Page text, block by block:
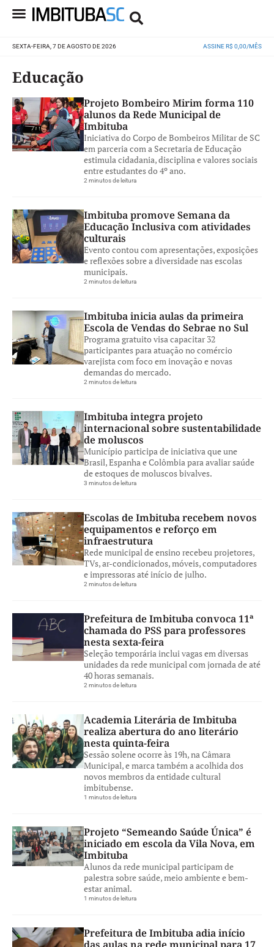
SEXTA-FEIRA, 7 DE AGOSTO DE 2026 ASSINE R$ 0,00/MÊS
Educação
Projeto Bombeiro Mirim forma 110
alunos da Rede Municipal de
Imbituba
Iniciativa do Corpo de Bombeiros Militar de SC
em parceria com a Secretaria de Educação
estimula cidadania, disciplina e valores sociais
entre estudantes do 4º ano.
2 minutos de leitura
Imbituba promove Semana da
Educação Inclusiva com atividades
culturais
Evento contou com apresentações, exposições
e reflexões sobre a diversidade nas escolas
municipais.
2 minutos de leitura
Imbituba inicia aulas da primeira
Escola de Vendas do Sebrae no Sul
Programa gratuito visa capacitar 32
participantes para atuação no comércio
varejista com foco em inovação e novas
demandas do mercado.
2 minutos de leitura
Imbituba integra projeto
internacional sobre sustentabilidade
de moluscos
Município participa de iniciativa que une
Brasil, Espanha e Colômbia para avaliar saúde
de estoques de moluscos bivalves.
3 minutos de leitura
Escolas de Imbituba recebem novos
equipamentos e reforço em
infraestrutura
Rede municipal de ensino recebeu projetores,
TVs, ar-condicionados, móveis, computadores
e impressoras até início de julho.
2 minutos de leitura
Prefeitura de Imbituba convoca 11ª
chamada do PSS para professores
nesta sexta-feira
Seleção temporária inclui vagas em diversas
unidades da rede municipal com jornada de até
40 horas semanais.
2 minutos de leitura
Academia Literária de Imbituba
realiza abertura do ano literário
nesta quinta-feira
Sessão solene ocorre às 19h, na Câmara
Municipal, e marca também a acolhida dos
novos membros da entidade cultural
imbitubense.
1 minutos de leitura
Projeto “Semeando Saúde Única” é
iniciado em escola da Vila Nova, em
Imbituba
Alunos da rede municipal participam de
palestra sobre saúde, meio ambiente e bem-
estar animal.
1 minutos de leitura
Prefeitura de Imbituba adia início